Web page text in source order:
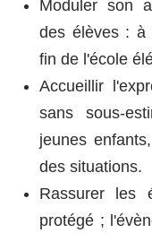
Moduler son
des élèves : à
fin de l'école
Accueillir
sans sous-
jeunes
des situations.
Rassurer les
protégé ;